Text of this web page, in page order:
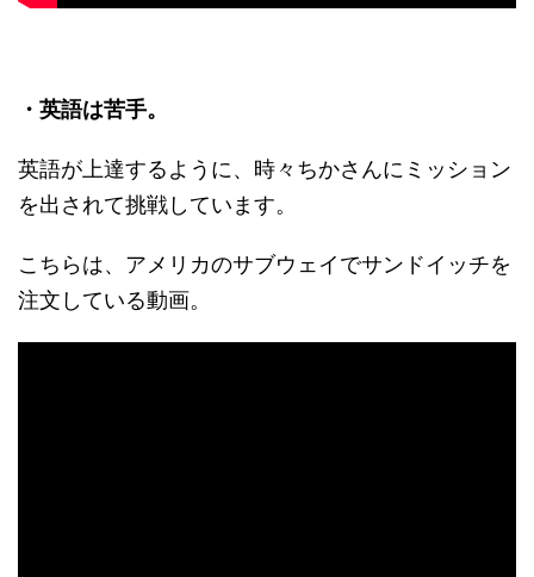
・英語は苦手。
英語が上達するように、時々ちかさんにミッション
を出されて挑戦しています。
こちらは、アメリカのサブウェイでサンドイッチを
注文している動画。